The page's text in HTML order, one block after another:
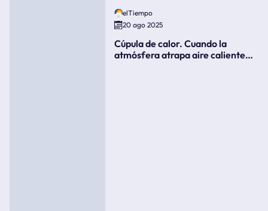
elTiempo
20 ago 2025
Cúpula de calor. Cuando la
atmósfera atrapa aire caliente